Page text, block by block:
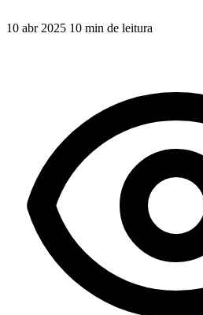
10 abr 2025 10 min de leitura